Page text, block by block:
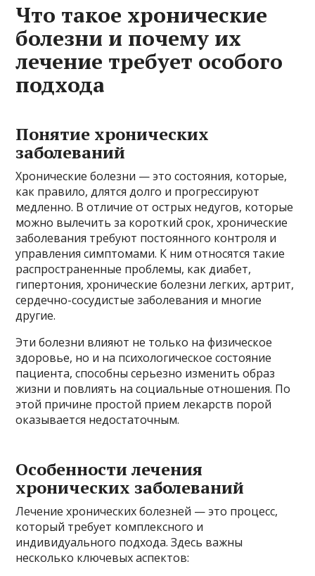
Что такое хронические
болезни и почему их
лечение требует особого
подхода
Понятие хронических
заболеваний
Хронические болезни — это состояния, которые,
как правило, длятся долго и прогрессируют
медленно. В отличие от острых недугов, которые
можно вылечить за короткий срок, хронические
заболевания требуют постоянного контроля и
управления симптомами. К ним относятся такие
распространенные проблемы, как диабет,
гипертония, хронические болезни легких, артрит,
сердечно-сосудистые заболевания и многие
другие.
Эти болезни влияют не только на физическое
здоровье, но и на психологическое состояние
пациента, способны серьезно изменить образ
жизни и повлиять на социальные отношения. По
этой причине простой прием лекарств порой
оказывается недостаточным.
Особенности лечения
хронических заболеваний
Лечение хронических болезней — это процесс,
который требует комплексного и
индивидуального подхода. Здесь важны
несколько ключевых аспектов: